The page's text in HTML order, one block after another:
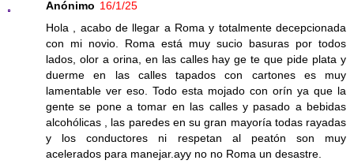
Anónimo 16/1/25
Hola , acabo de llegar a Roma y totalmente decepcionada
con mi novio. Roma está muy sucio basuras por todos
lados, olor a orina, en las calles hay ge te que pide plata y
duerme en las calles tapados con cartones es muy
lamentable ver eso. Todo esta mojado con orín ya que la
gente se pone a tomar en las calles y pasado a bebidas
alcohólicas , las paredes en su gran mayoría todas rayadas
y los conductores ni respetan al peatón son muy
acelerados para manejar.ayy no no Roma un desastre.